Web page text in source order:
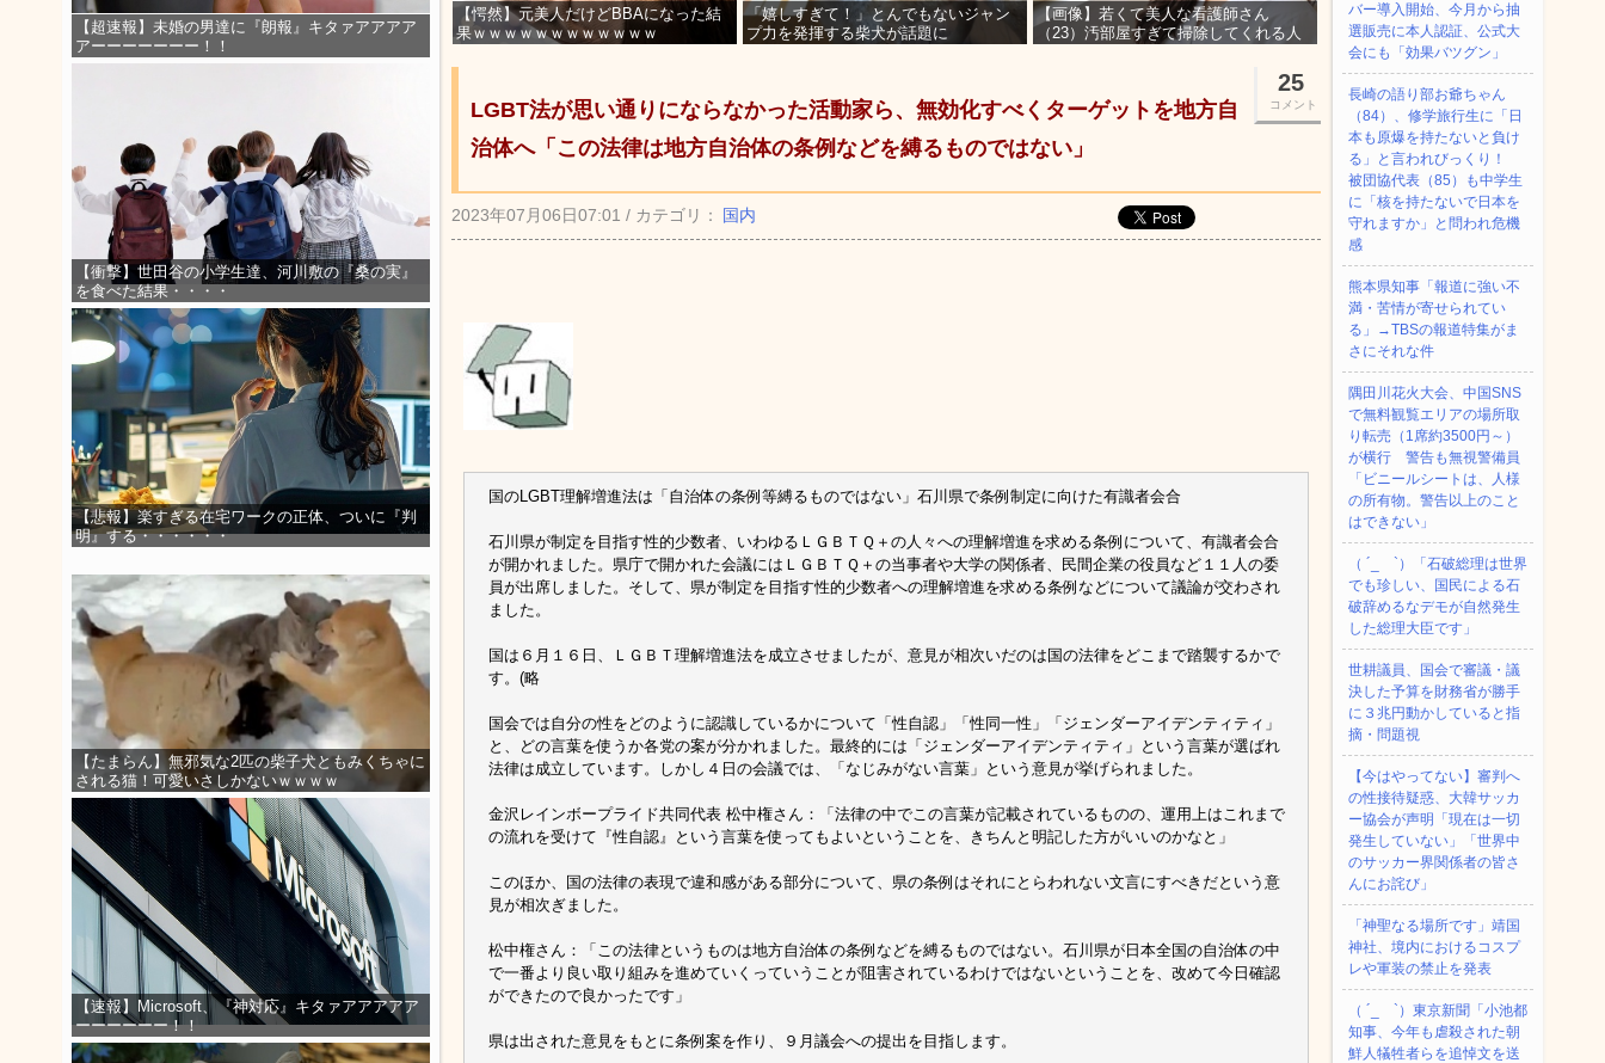
【超速報】未婚の男達に『朗報』キタァアアアア
アーーーーーーー！！
【衝撃】世田谷の小学生達、河川敷の『桑の実』
を食べた結果・・・・
【悲報】楽すぎる在宅ワークの正体、ついに『判
明』する・・・・・・
【たまらん】無邪気な2匹の柴子犬ともみくちゃに
される猫！可愛いさしかないｗｗｗｗ
【速報】Microsoft、『神対応』キタァアアアアア
ーーーーーー！！
【愕然】元美人だけどBBAになった結
果ｗｗｗｗｗｗｗｗｗｗｗｗ
「嬉しすぎて！」とんでもないジャン
プ力を発揮する柴犬が話題に
【画像】若くて美人な看護師さん
（23）汚部屋すぎて掃除してくれる人
25
コメント
LGBT法が思い通りにならなかった活動家ら、無効化すべくターゲットを地方自
治体へ「この法律は地方自治体の条例などを縛るものではない」
2023年07月06日07:01 / カテゴリ： 国内
国のLGBT理解増進法は「自治体の条例等縛るものではない」石川県で条例制定に向けた有識者会合
石川県が制定を目指す性的少数者、いわゆるＬＧＢＴＱ＋の人々への理解増進を求める条例について、有識者会合
が開かれました。県庁で開かれた会議にはＬＧＢＴＱ＋の当事者や大学の関係者、民間企業の役員など１１人の委
員が出席しました。そして、県が制定を目指す性的少数者への理解増進を求める条例などについて議論が交わされ
ました。
国は６月１６日、ＬＧＢＴ理解増進法を成立させましたが、意見が相次いだのは国の法律をどこまで踏襲するかで
す。(略
国会では自分の性をどのように認識しているかについて「性自認」「性同一性」「ジェンダーアイデンティティ」
と、どの言葉を使うか各党の案が分かれました。最終的には「ジェンダーアイデンティティ」という言葉が選ばれ
法律は成立しています。しかし４日の会議では、「なじみがない言葉」という意見が挙げられました。
金沢レインボープライド共同代表 松中権さん：「法律の中でこの言葉が記載されているものの、運用上はこれまで
の流れを受けて『性自認』という言葉を使ってもよいということを、きちんと明記した方がいいのかなと」
このほか、国の法律の表現で違和感がある部分について、県の条例はそれにとらわれない文言にすべきだという意
見が相次ぎました。
松中権さん：「この法律というものは地方自治体の条例などを縛るものではない。石川県が日本全国の自治体の中
で一番より良い取り組みを進めていくっていうことが阻害されているわけではないということを、改めて今日確認
ができたので良かったです」
県は出された意見をもとに条例案を作り、９月議会への提出を目指します。
バー導入開始、今月から抽
選販売に本人認証、公式大
会にも「効果バツグン」
長崎の語り部お爺ちゃん
（84）、修学旅行生に「日
本も原爆を持たないと負け
る」と言われびっくり！
被団協代表（85）も中学生
に「核を持たないで日本を
守れますか」と問われ危機
感
熊本県知事「報道に強い不
満・苦情が寄せられてい
る」→TBSの報道特集がま
さにそれな件
隅田川花火大会、中国SNS
で無料観覧エリアの場所取
り転売（1席約3500円～）
が横行 警告も無視警備員
「ビニールシートは、人様
の所有物。警告以上のこと
はできない」
（ ´_ゝ`）「石破総理は世界
でも珍しい、国民による石
破辞めるなデモが自然発生
した総理大臣です」
世耕議員、国会で審議・議
決した予算を財務省が勝手
に３兆円動かしていると指
摘・問題視
【今はやってない】審判へ
の性接待疑惑、大韓サッカ
ー協会が声明「現在は一切
発生していない」「世界中
のサッカー界関係者の皆さ
んにお詫び」
「神聖なる場所です」靖国
神社、境内におけるコスプ
レや軍装の禁止を発表
（ ´_ゝ`）東京新聞「小池都
知事、今年も虐殺された朝
鮮人犠牲者らを追悼文を送